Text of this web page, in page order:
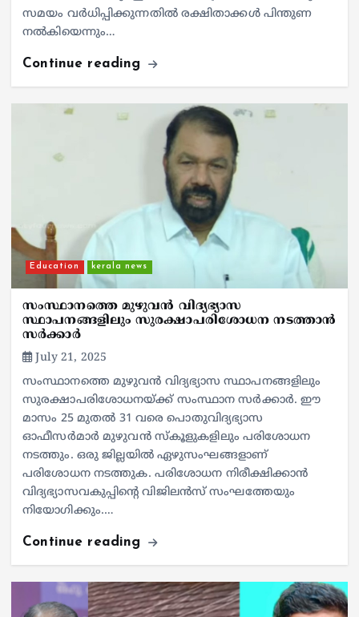
സമയം വർധിപ്പിക്കുന്നതിൽ രക്ഷിതാക്കൾ പിന്തുണ
നൽകിയെന്നും…
Continue reading
Education kerala news
സംസ്ഥാനത്തെ മുഴുവന്‍ വിദ്യഭ്യാസ
സ്ഥാപനങ്ങളിലും സുരക്ഷാപരിശോധന നടത്താന്‍
സര്‍ക്കാര്‍
July 21, 2025
സംസ്ഥാനത്തെ മുഴുവന്‍ വിദ്യഭ്യാസ സ്ഥാപനങ്ങളിലും
സുരക്ഷാപരിശോധനയ്ക്ക് സംസ്ഥാന സര്‍ക്കാര്‍. ഈ
മാസം 25 മുതല്‍ 31 വരെ പൊതുവിദ്യഭ്യാസ
ഓഫീസര്‍മാര്‍ മുഴുവന്‍ സ്‌കൂളുകളിലും പരിശോധന
നടത്തും. ഒരു ജില്ലയില്‍ ഏഴുസംഘങ്ങളാണ്
പരിശോധന നടത്തുക. പരിശോധന നിരീക്ഷിക്കാന്‍
വിദ്യഭ്യാസവകുപ്പിന്റെ വിജിലന്‍സ് സംഘത്തേയും
നിയോഗിക്കും.…
Continue reading